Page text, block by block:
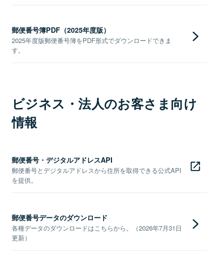
郵便番号簿PDF（2025年度版）
2025年度版郵便番号簿をPDF形式でダウンロードできま
す。
ビジネス・法人のお客さま向け
情報
郵便番号・デジタルアドレスAPI
郵便番号とデジタルアドレスから住所を取得できる公式API
を提供。
郵便番号データのダウンロード
各種データのダウンロードはこちらから。（2026年7月31日
更新）